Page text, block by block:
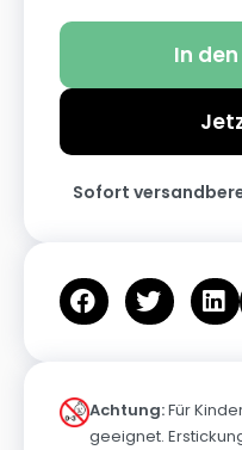
In
Sofort
Achtung:Für
geeignet.